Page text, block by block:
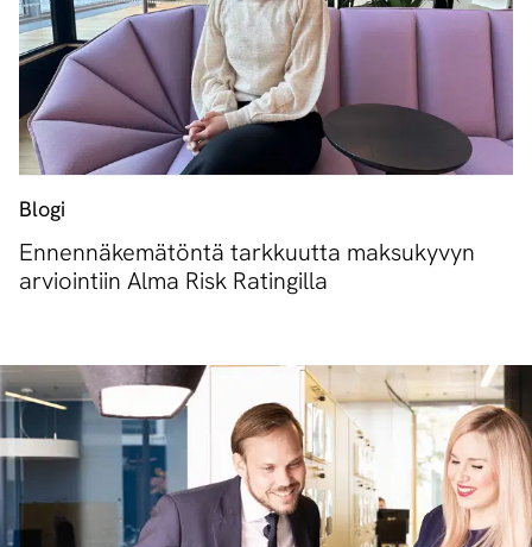
Blogi
Ennennäkemätöntä tarkkuutta maksukyvyn
arviointiin Alma Risk Ratingilla